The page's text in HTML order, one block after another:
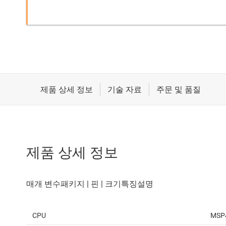
제품 상세 정보
CPU